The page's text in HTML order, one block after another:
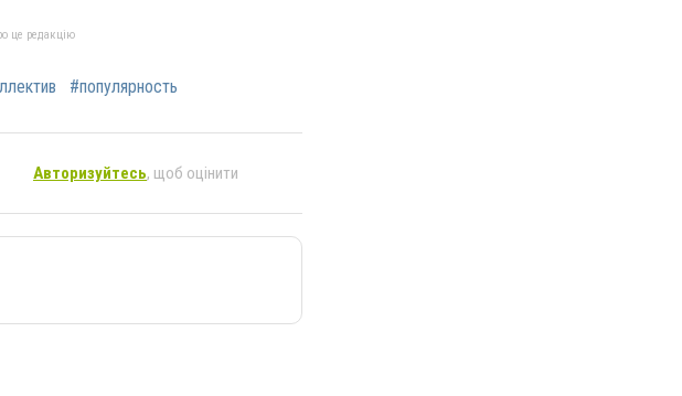
це редакцію
#популярность
Авторизуйтесь, щоб оцінити